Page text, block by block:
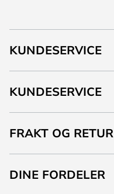
KUNDESERVICE
KUNDESERVICE
FRAKT OG RETUR
DINE FORDELER